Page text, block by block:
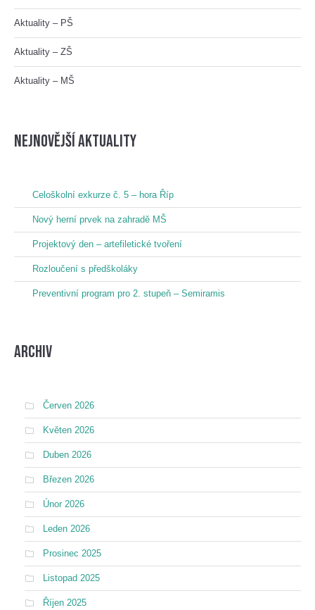
Aktuality – PŠ
Aktuality – ZŠ
Aktuality – MŠ
nejnovější aktuality
Celoškolní exkurze č. 5 – hora Říp
Nový herní prvek na zahradě MŠ
Projektový den – artefiletické tvoření
Rozloučení s předškoláky
Preventivní program pro 2. stupeň – Semiramis
Archiv
Červen 2026
Květen 2026
Duben 2026
Březen 2026
Únor 2026
Leden 2026
Prosinec 2025
Listopad 2025
Říjen 2025